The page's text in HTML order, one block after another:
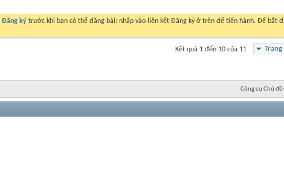
Đăng ký trước khi bạn có thể đăng bài: nhấp vào liên kết Đăng ký ở trên để tiến hành. Để bắt
Trang
Kết quả 1 đến 10 của 11
Công cụ Chủ đề